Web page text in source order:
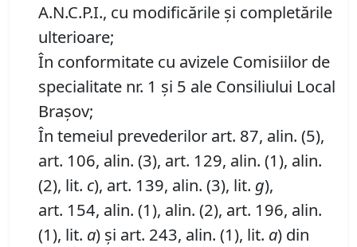
A.N.C.P.I., cu modificările și completările
ulterioare;
În conformitate cu avizele Comisiilor de
specialitate nr. 1 și 5 ale Consiliului Local
Brașov;
În temeiul prevederilor art. 87, alin. (5),
art. 106, alin. (3), art. 129, alin. (1), alin.
(2), lit. c), art. 139, alin. (3), lit. g),
art. 154, alin. (1), alin. (2), art. 196, alin.
(1), lit. a) și art. 243, alin. (1), lit. a) din